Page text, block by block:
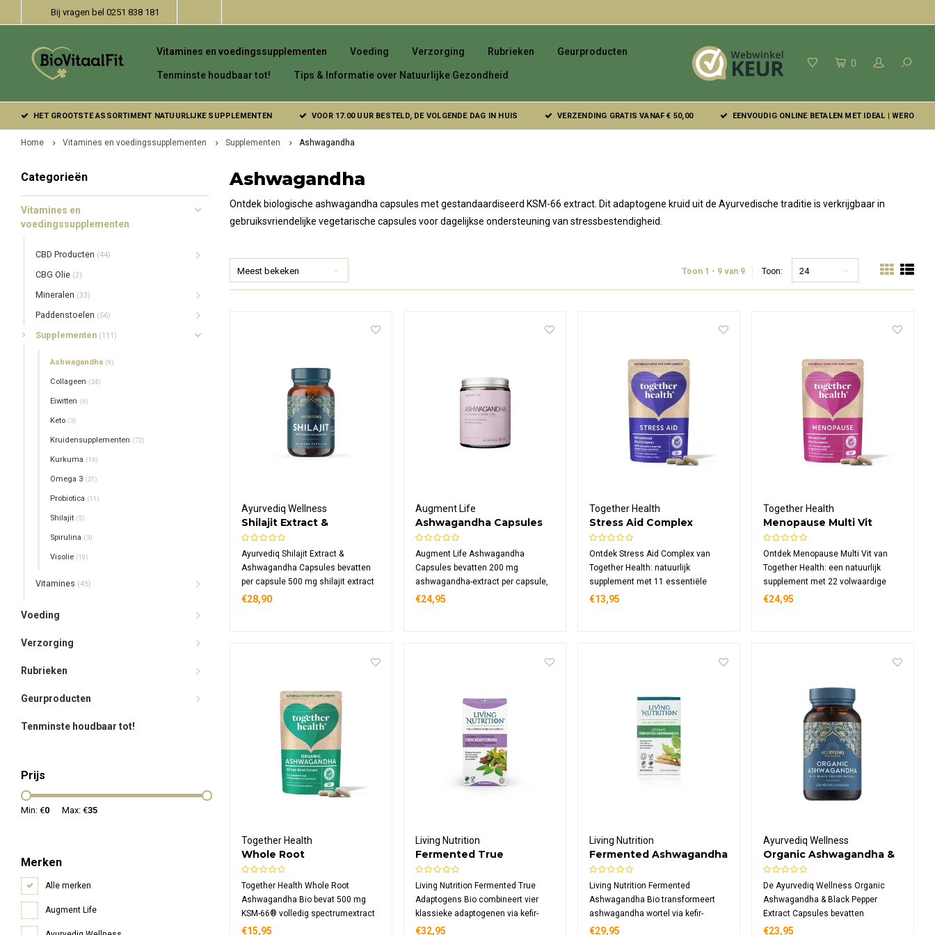
Bij vragen bel 0251 838 181
Vitamines en voedingssupplementen Voeding Verzorging Rubrieken Geurproducten
Tenminste houdbaar tot! Tips & Informatie over Natuurlijke Gezondheid
0
HET GROOTSTE ASSORTIMENT NATUURLIJKE SUPPLEMENTEN VOOR 17.00 UUR BESTELD, DE VOLGENDE DAG IN HUIS VERZENDING GRATIS VANAF € 50,00 EENVOUDIG ONLINE BETALEN MET IDEAL | WERO
Home Vitamines en voedingssupplementen Supplementen Ashwagandha
Categorieën
Vitamines en
voedingssupplementen
CBD Producten (44)
CBG Olie (2)
Mineralen (33)
Paddenstoelen (56)
Supplementen (111)
Ashwagandha (9)
Collageen (24)
Eiwitten (6)
Keto (3)
Kruidensupplementen (72)
Kurkuma (16)
Omega 3 (21)
Probiotica (11)
Shilajit (5)
Spirulina (3)
Visolie (10)
Vitamines (45)
Voeding
Verzorging
Rubrieken
Geurproducten
Tenminste houdbaar tot!
Prijs
Min: €0 Max: €35
Merken
Alle merken
Augment Life
Ashwagandha
Ontdek biologische ashwagandha capsules met gestandaardiseerd KSM-66 extract. Dit adaptogene kruid uit de Ayurvedische traditie is verkrijgbaar in
gebruiksvriendelijke vegetarische capsules voor dagelijkse ondersteuning van stressbestendigheid.
Meest bekeken Toon 1 - 9 van 9 Toon: 24
Ayurvediq Wellness
Shilajit Extract &
Ashwagandha Capsules
Ayurvediq Shilajit Extract &
Ashwagandha Capsules bevatten
per capsule 500 mg shilajit extract
en 50 mg biologische
€28,90
Augment Life
Ashwagandha Capsules
Augment Life Ashwagandha
Capsules bevatten 200 mg
ashwagandha-extract per capsule,
gestandaardiseerd op meer dan 5%
€24,95
Together Health
Stress Aid Complex
Ontdek Stress Aid Complex van
Together Health: natuurlijk
supplement met 11 essentiële
vitamines en mineralen, versterkt
€13,95
Together Health
Menopause Multi Vit
Ontdek Menopause Multi Vit van
Together Health: een natuurlijk
supplement met 22 volwaardige
vitamines, mineralen en
€24,95
Together Health
Whole Root
Ashwagandha Bio
Together Health Whole Root
Ashwagandha Bio bevat 500 mg
KSM-66® volledig spectrumextract
per capsule met 5% withanoliden.
€15,95
Living Nutrition
Fermented True
Adaptogens Bio
Living Nutrition Fermented True
Adaptogens Bio combineert vier
klassieke adaptogenen via kefir-
kombucha fermentatie. Deze
€32,95
Living Nutrition
Fermented Ashwagandha
Bio
Living Nutrition Fermented
Ashwagandha Bio transformeert
ashwagandha wortel via kefir-
kombucha fermentatie. Dit
€29,95
Ayurvediq Wellness
Organic Ashwagandha &
Black Pepper Extract
Capsules
De Ayurvediq Wellness Organic
Ashwagandha & Black Pepper
Extract Capsules bevatten
biologische ashwagandha en
€23,95